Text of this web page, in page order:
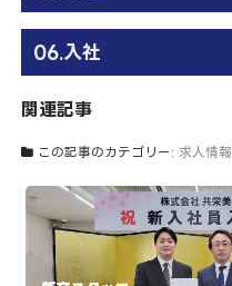
06.入社
関連記事
この記事のカテゴリー: 求人情報